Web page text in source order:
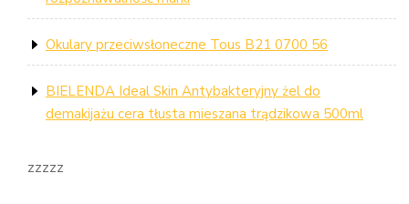
Okulary przeciwsłoneczne Tous B21 0700 56
BIELENDA Ideal Skin Antybakteryjny żel do
demakijażu cera tłusta mieszana trądzikowa 500ml
zzzzz